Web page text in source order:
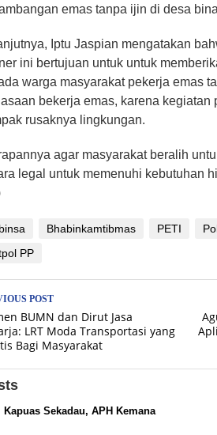
emas tanpa ijin di desa
Iptu Jaspian mengatakan
ini bertujuan untuk untuk
warga masyarakat pekerja emas
bekerja emas, karena
rusaknya lingkungan.
agar masyarakat beralih
legal untuk memenuhi kebutuhan
Bhabinkamtibmas PETI
PP
POST
BUMN dan Dirut Jasa
LRT Moda Transportasi yang
Bagi Masyarakat
Sekadau, APH Kemana